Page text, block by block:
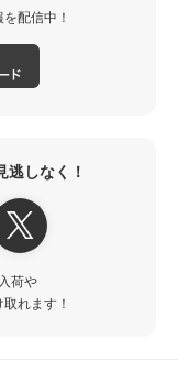
配信中！
逃しなく！
荷や
れます！